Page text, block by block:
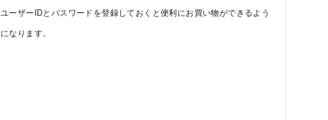
ユーザーIDとパスワードを登録しておくと便利にお買い物ができるよう
になります。